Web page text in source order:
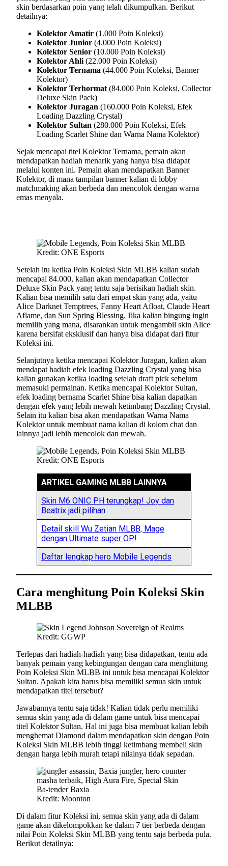
skin berdasarkan poin yang telah dikumpulkan. Berikut
detailnya:
Kolektor Amatir (1.000 Poin Koleksi)
Kolektor Junior (4.000 Poin Koleksi)
Kolektor Senior (10.000 Poin Koleksi)
Kolektor Ahli (22.000 Poin Koleksi)
Kolektor Ternama (44.000 Poin Koleksi, Banner
Kolektor)
Kolektor Terhormat (84.000 Poin Koleksi, Collector
Deluxe Skin Pack)
Kolektor Juragan (160.000 Poin Koleksi, Efek
Loading Dazzling Crystal)
Kolektor Sultan (280.000 Poin Koleksi, Efek
Loading Scarlet Shine dan Warna Nama Kolektor)
Sejak mencapai titel Kolektor Ternama, pemain akan
mendapatkan hadiah menarik yang hanya bisa didapat
melalui konten ini. Pemain akan mendapatkan Banner
Kolektor, di mana tampilan banner kalian di lobby
matchmaking akan berbeda dan mencolok dengan warna
emas menyala.
Kredit: ONE Esports
Setelah itu ketika Poin Koleksi Skin MLBB kalian sudah
mencapai 84.000, kalian akan mendapatkan Collector
Deluxe Skin Pack yang tentu saja berisikan hadiah skin.
Kalian bisa memilih satu dari empat skin yang ada, yaitu
Alice Darknet Temptrees, Fanny Heart Afloat, Claude Heart
Aflame, dan Sun Spring Blessing. Jika kalian bingung ingin
memilih yang mana, disarankan untuk mengambil skin Alice
karena bersifat eksklusif dan hanya bisa didapat dari fitur
Koleksi ini.
Selanjutnya ketika mencapai Kolektor Juragan, kalian akan
mendapat hadiah efek loading Dazzling Crystal yang bisa
kalian gunakan ketika loading setelah draft pick sebelum
memasuki permainan. Ketika mencapai Kolektor Sultan,
efek loading bernama Scarlet Shine bisa kalian dapatkan
dengan efek yang lebih mewah ketimbang Dazzling Crystal.
Selain itu kalian bisa akan mendapatkan Warna Nama
Kolektor untuk membuat nama kalian di kolom chat dan
lainnya jadi lebih mencolok dan mewah.
Kredit: ONE Esports
ARTIKEL GAMING MLBB LAINNYA
Skin M6 ONIC PH terungkap! Joy dan
Beatrix jadi pilihan
Detail skill Wu Zetian MLBB, Mage
dengan Ultimate super OP!
Daftar lengkap hero Mobile Legends
Cara menghitung Poin Koleksi Skin
MLBB
Kredit: GGWP
Terlepas dari hadiah-hadiah yang bisa didapatkan, tentu ada
banyak pemain yang kebingungan dengan cara menghitung
Poin Koleksi Skin MLBB ini untuk bisa mencapai Kolektor
Sultan. Apakah kita harus bisa memiliki semua skin untuk
mendapatkan titel tersebut?
Jawabannya tentu saja tidak! Kalian tidak perlu memiliki
semua skin yang ada di dalam game untuk bisa mencapai
titel Kolektor Sultan. Hal ini juga bisa membuat kalian lebih
menghemat Diamond dalam mendapatkan skin dengan Poin
Koleksi Skin MLBB lebih tinggi ketimbang membeli skin
dengan harga lebih murah tetapi nilainya tidak sepadan.
Kredit: Moonton
Di dalam fitur Koleksi ini, semua skin yang ada di dalam
game akan dikelompokkan ke dalam 7 tier berbeda dengan
nilai Poin Koleksi Skin MLBB yang tentu saja berbeda pula.
Berikut detailnya: